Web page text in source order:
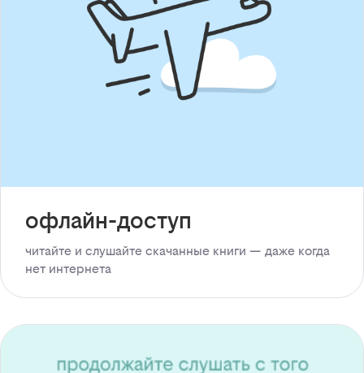
офлайн-доступ
читайте и слушайте скачанные книги — даже когда
нет интернета